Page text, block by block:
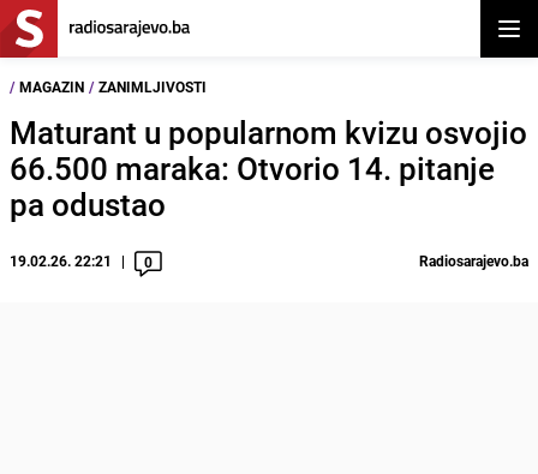
/ MAGAZIN / ZANIMLJIVOSTI
Maturant u popularnom kvizu osvojio
66.500 maraka: Otvorio 14. pitanje
pa odustao
19.02.26. 22:21 0 Radiosarajevo.ba